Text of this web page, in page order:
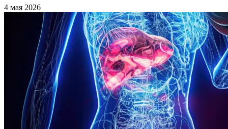
4 мая 2026